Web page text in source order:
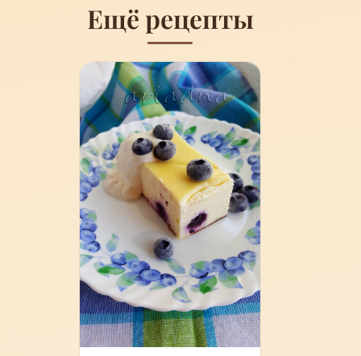
Ещё рецепты